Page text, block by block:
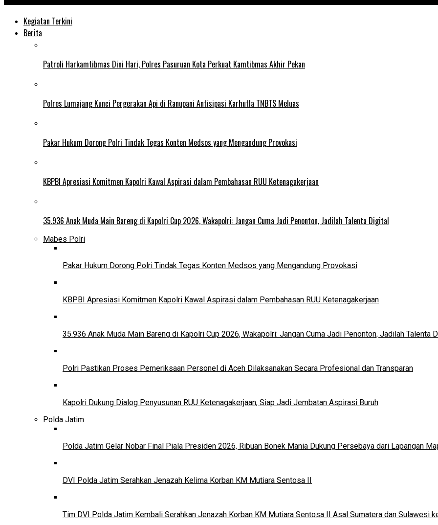
Kegiatan Terkini
Berita
Patroli Harkamtibmas Dini Hari, Polres Pasuruan Kota Perkuat Kamtibmas Akhir Pekan
Polres Lumajang Kunci Pergerakan Api di Ranupani Antisipasi Karhutla TNBTS Meluas
Pakar Hukum Dorong Polri Tindak Tegas Konten Medsos yang Mengandung Provokasi
KBPBI Apresiasi Komitmen Kapolri Kawal Aspirasi dalam Pembahasan RUU Ketenagakerjaan
35.936 Anak Muda Main Bareng di Kapolri Cup 2026, Wakapolri: Jangan Cuma Jadi Penonton, Jadilah Talenta Digital
Mabes Polri
Pakar Hukum Dorong Polri Tindak Tegas Konten Medsos yang Mengandung Provokasi
KBPBI Apresiasi Komitmen Kapolri Kawal Aspirasi dalam Pembahasan RUU Ketenagakerjaan
35.936 Anak Muda Main Bareng di Kapolri Cup 2026, Wakapolri: Jangan Cuma Jadi Penonton, Jadilah Talenta
Polri Pastikan Proses Pemeriksaan Personel di Aceh Dilaksanakan Secara Profesional dan Transparan
Kapolri Dukung Dialog Penyusunan RUU Ketenagakerjaan, Siap Jadi Jembatan Aspirasi Buruh
Polda Jatim
Polda Jatim Gelar Nobar Final Piala Presiden 2026, Ribuan Bonek Mania Dukung Persebaya dari Lapangan
DVI Polda Jatim Serahkan Jenazah Kelima Korban KM Mutiara Sentosa II
Tim DVI Polda Jatim Kembali Serahkan Jenazah Korban KM Mutiara Sentosa II Asal Sumatera dan Sulawesi